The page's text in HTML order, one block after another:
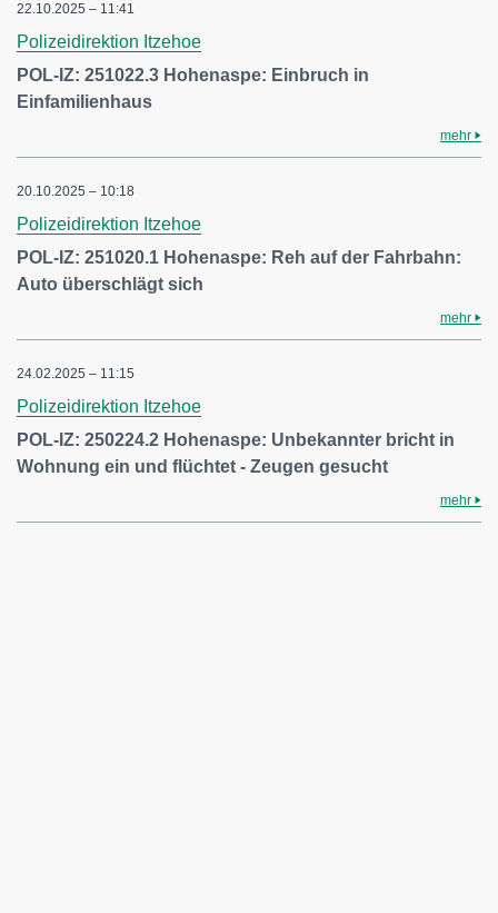
22.10.2025 – 11:41
Polizeidirektion Itzehoe
POL-IZ: 251022.3 Hohenaspe: Einbruch in
Einfamilienhaus
mehr
20.10.2025 – 10:18
Polizeidirektion Itzehoe
POL-IZ: 251020.1 Hohenaspe: Reh auf der Fahrbahn:
Auto überschlägt sich
mehr
24.02.2025 – 11:15
Polizeidirektion Itzehoe
POL-IZ: 250224.2 Hohenaspe: Unbekannter bricht in
Wohnung ein und flüchtet - Zeugen gesucht
mehr